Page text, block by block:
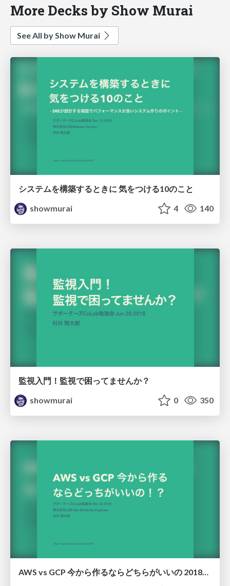
More Decks by Show Murai
See All by Show Murai
システムを構築するときに 気をつける10のこと
showmurai
4 140
監視入門！監視で困ってませんか？
showmurai
0 350
AWS vs GCP 今から作るならどちらがいいの 20180330